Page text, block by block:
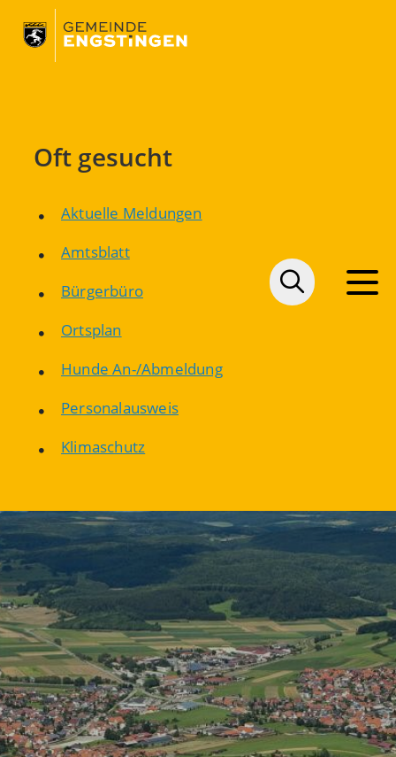
Oft gesucht
Aktuelle Meldungen
Amtsblatt
Bürgerbüro
Ortsplan
Hunde An-/Abmeldung
Personalausweis
Klimaschutz